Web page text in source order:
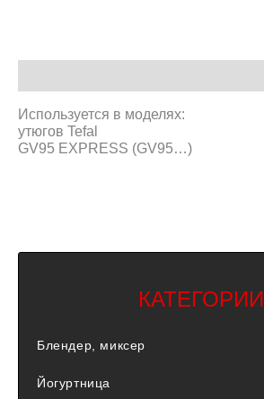
Используется в моделях:
утюгов Tefal
GV95 EXPRESS (GV95…)
КАТЕГОРИИ
Блендер, миксер
Йогуртница